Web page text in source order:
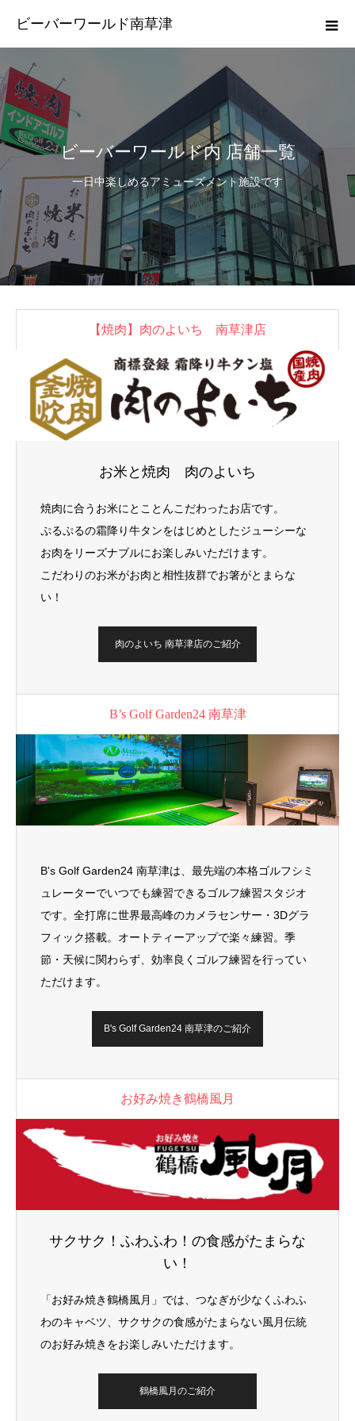
ビーバーワールド南草津
ビーバーワールド内 店舗一覧
一日中楽しめるアミューズメント施設です
【焼肉】肉のよいち 南草津店
お米と焼肉 肉のよいち
焼肉に合うお米にとことんこだわったお店です。
ぷるぷるの霜降り牛タンをはじめとしたジューシーな
お肉をリーズナブルにお楽しみいただけます。
こだわりのお米がお肉と相性抜群でお箸がとまらな
い！
肉のよいち 南草津店のご紹介
B’s Golf Garden24 南草津
B's Golf Garden24 南草津は、最先端の本格ゴルフシミ
ュレーターでいつでも練習できるゴルフ練習スタジオ
です。全打席に世界最高峰のカメラセンサー・3Dグラ
フィック搭載。オートティーアップで楽々練習。季
節・天候に関わらず、効率良くゴルフ練習を行ってい
ただけます。
B's Golf Garden24 南草津のご紹介
お好み焼き鶴橋風月
サクサク！ふわふわ！の食感がたまらな
い！
「お好み焼き鶴橋風月」では、つなぎが少なくふわふ
わのキャベツ、サクサクの食感がたまらない風月伝統
のお好み焼きをお楽しみいただけます。
鶴橋風月のご紹介